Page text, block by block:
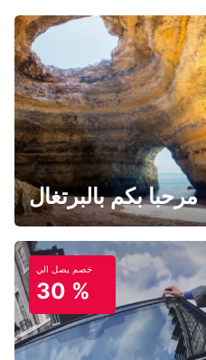
مرحبا بكم بالبرتغال
خصم يصل الي
30 %